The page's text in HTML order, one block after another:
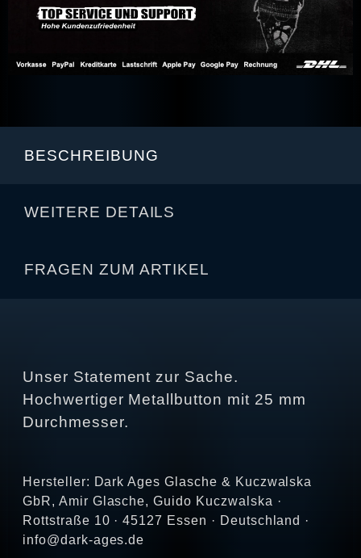
BESCHREIBUNG
WEITERE DETAILS
FRAGEN ZUM ARTIKEL
Unser Statement zur Sache.
Hochwertiger Metallbutton mit 25 mm
Durchmesser.
Hersteller: Dark Ages Glasche & Kuczwalska
GbR, Amir Glasche, Guido Kuczwalska ·
Rottstraße 10 · 45127 Essen · Deutschland ·
info@dark-ages.de